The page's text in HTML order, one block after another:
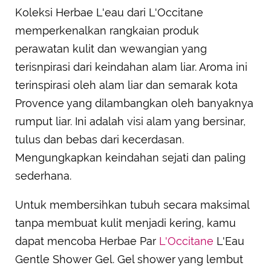
Koleksi Herbae L'eau dari L'Occitane
memperkenalkan rangkaian produk
perawatan kulit dan wewangian yang
terisnpirasi dari keindahan alam liar. Aroma ini
terinspirasi oleh alam liar dan semarak kota
Provence yang dilambangkan oleh banyaknya
rumput liar. Ini adalah visi alam yang bersinar,
tulus dan bebas dari kecerdasan.
Mengungkapkan keindahan sejati dan paling
sederhana.
Untuk membersihkan tubuh secara maksimal
tanpa membuat kulit menjadi kering, kamu
dapat mencoba Herbae Par L'Occitane L'Eau
Gentle Shower Gel. Gel shower yang lembut